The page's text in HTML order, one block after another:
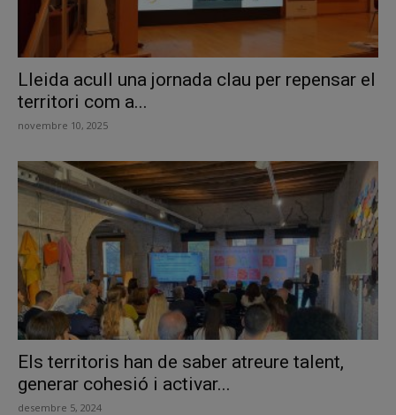
Lleida acull una jornada clau per repensar el
territori com a...
novembre 10, 2025
Els territoris han de saber atreure talent,
generar cohesió i activar...
desembre 5, 2024